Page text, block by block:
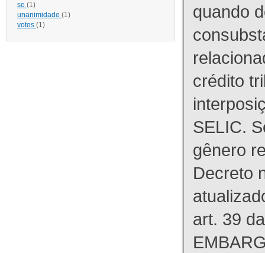
se (1)
unanimidade (1)
votos (1)
quando
crédito
SELIC.
gênero
Decreto
art. 39